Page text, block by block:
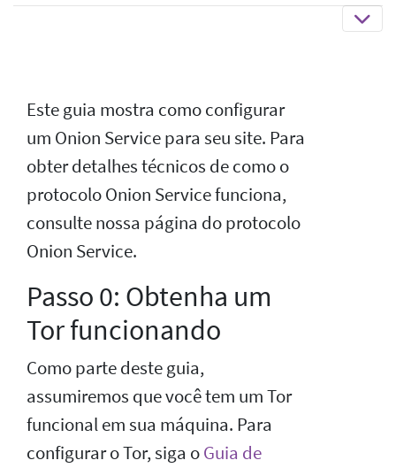
Este guia mostra como configurar
um Onion Service para seu site. Para
obter detalhes técnicos de como o
protocolo Onion Service funciona,
consulte nossa página do protocolo
Onion Service.
Passo 0: Obtenha um
Tor funcionando
Como parte deste guia,
assumiremos que você tem um Tor
funcional em sua máquina. Para
configurar o Tor, siga oGuia de